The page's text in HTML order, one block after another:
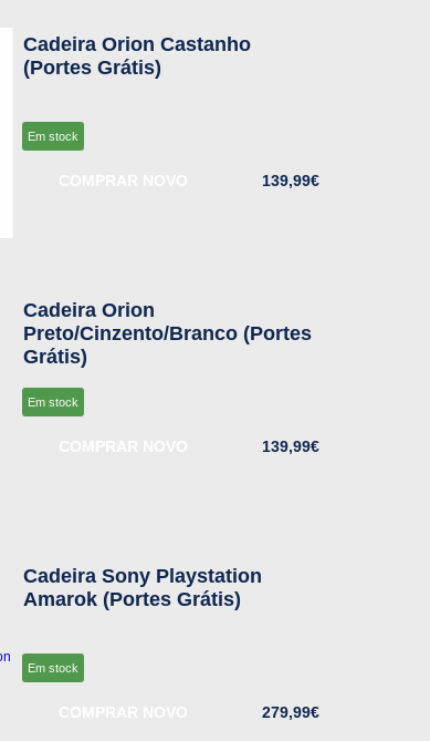
Cadeira Orion Castanho
(Portes Grátis)
Em stock
139,99€
Cadeira Orion
Preto/Cinzento/Branco (Portes
Grátis)
Em stock
139,99€
Cadeira Sony Playstation
Amarok (Portes Grátis)
Em stock
279,99€